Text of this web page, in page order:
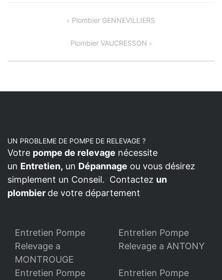
NAVIGATION Plombier GENNEVILLIERS
Plombier VAUCRESSON
UN PROBLEME DE POMPE DE RELEVAGE ?
Votre pompe de relevage nécessite
un Entretien, un Dépannage ou vous désirez
simplement un Conseil. Contactez un
plombier de votre département
Entretien Pompe
Relevage a
MONTROUGE
Entretien Pompe
Relevage a ANTONY
Entretien Pompe
Entretien Pompe